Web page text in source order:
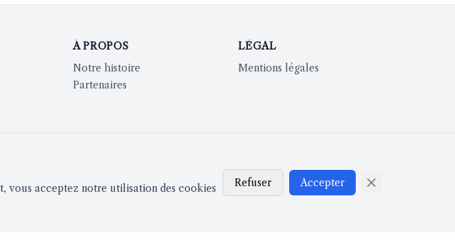
À PROPOS
Notre histoire
Partenaires
LÉGAL
Mentions légales
vous acceptez notre utilisation des cookies
Refuser Accepter